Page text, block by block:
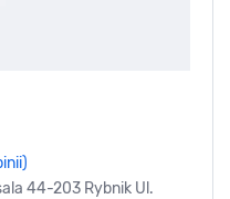
44-203 Rybnik Ul.